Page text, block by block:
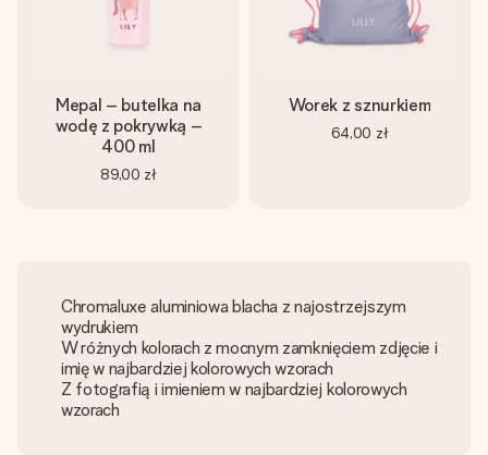
Mepal – butelka na
wodę z pokrywką –
400 ml
89,00 zł
Worek z sznurkiem
64,00 zł
Chromaluxe aluminiowa blacha z najostrzejszym
wydrukiem
W różnych kolorach z mocnym zamknięciem zdjęcie i
imię w najbardziej kolorowych wzorach
Z fotografią i imieniem w najbardziej kolorowych
wzorach